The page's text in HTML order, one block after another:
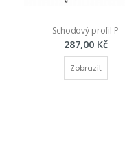
Schodový profil P
287,00 Kč
Zobrazit